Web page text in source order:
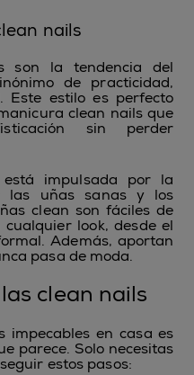
nails
son la tendencia del
de practicidad,
Este estilo es perfecto
clean nails que
sin perder
impulsada por la
las uñas sanas y los
clean son fáciles de
look, desde el
Además, aportan
pasa de moda.
clean nails
impecables en casa es
parece. Solo necesitas
estos pasos: